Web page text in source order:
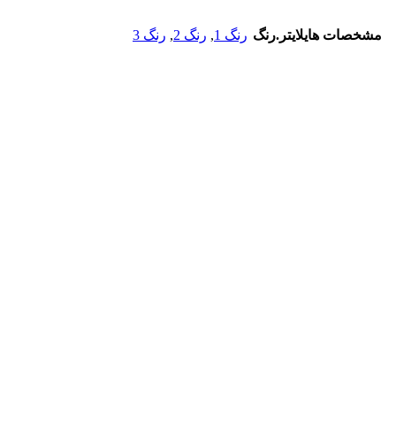
مشخصات هایلایتر.رنگ رنگ 1 , رنگ 2 , رنگ 3